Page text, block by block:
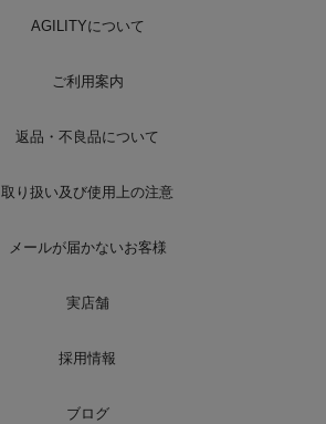
AGILITYについて
ご利用案内
返品・不良品について
取り扱い及び使用上の注意
メールが届かないお客様
実店舗
採用情報
ブログ